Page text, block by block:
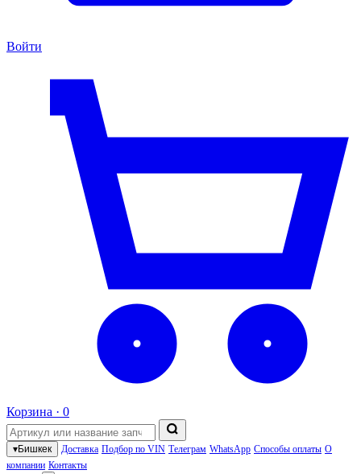
Войти
Корзина · 0
▾Бишкек Доставка Подбор по VIN Телеграм WhatsApp Способы оплаты О
компании Контакты